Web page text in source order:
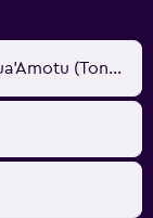
Nuku‘alofa, Tonga - Aéroport Intl Fua'Amotu (Tongatapu) (TBU)